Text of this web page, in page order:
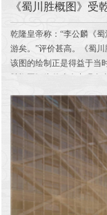
《蜀川胜概图》受
乾隆皇帝称：“李公麟《
游矣。”评价甚高。《蜀
该图的绘制正是得益于当